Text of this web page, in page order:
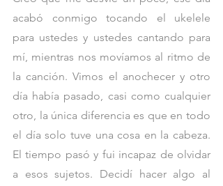
acabó conmigo tocando el ukelele
para ustedes y ustedes cantando para
mí, mientras nos movíamos al ritmo de
la canción. Vimos el anochecer y otro
día había pasado, casi como cualquier
otro, la única diferencia es que en todo
el día solo tuve una cosa en la cabeza.
El tiempo pasó y fui incapaz de olvidar
a esos sujetos. Decidí hacer algo al